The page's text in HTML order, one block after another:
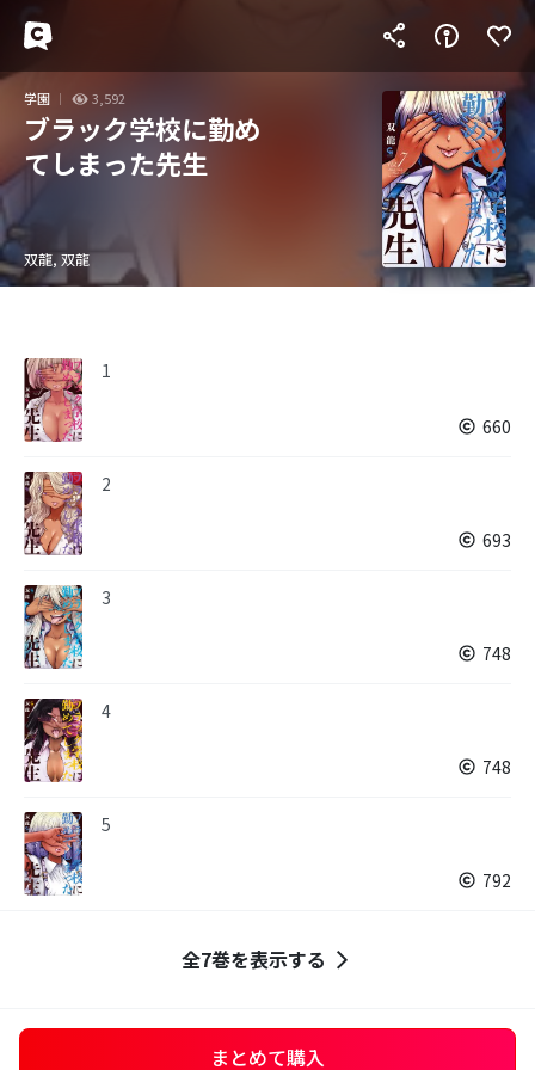
学園 3,592
ブラック学校に勤め
てしまった先生
双龍, 双龍
1
660
2
693
3
748
4
748
5
792
全7巻を表示する
まとめて購入